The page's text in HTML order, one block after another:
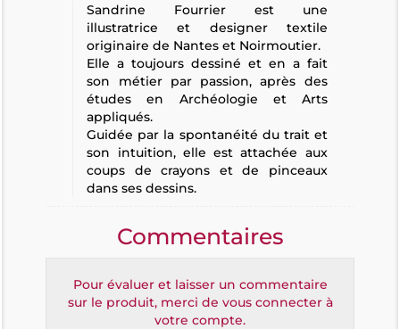
Sandrine Fourrier est une
illustratrice et designer textile
originaire de Nantes et Noirmoutier.
Elle a toujours dessiné et en a fait
son métier par passion, après des
études en Archéologie et Arts
appliqués.
Guidée par la spontanéité du trait et
son intuition, elle est attachée aux
coups de crayons et de pinceaux
dans ses dessins.
Commentaires
Pour évaluer et laisser un commentaire
sur le produit, merci de vous connecter à
votre compte.